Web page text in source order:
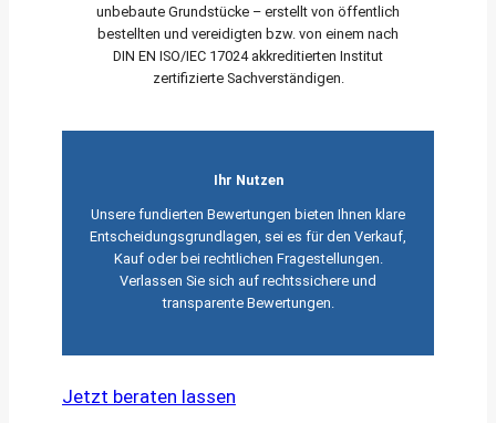
unbebaute Grundstücke – erstellt von öffentlich
bestellten und vereidigten bzw. von einem nach
DIN EN ISO/IEC 17024 akkreditierten Institut
zertifizierte Sachverständigen.
Ihr Nutzen
Unsere fundierten Bewertungen bieten Ihnen klare
Entscheidungsgrundlagen, sei es für den Verkauf,
Kauf oder bei rechtlichen Fragestellungen.
Verlassen Sie sich auf rechtssichere und
transparente Bewertungen.
Jetzt beraten lassen